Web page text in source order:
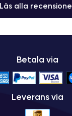
Läs alla
Betala via
Leverans via